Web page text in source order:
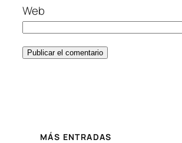
Web
MÁS ENTRADAS